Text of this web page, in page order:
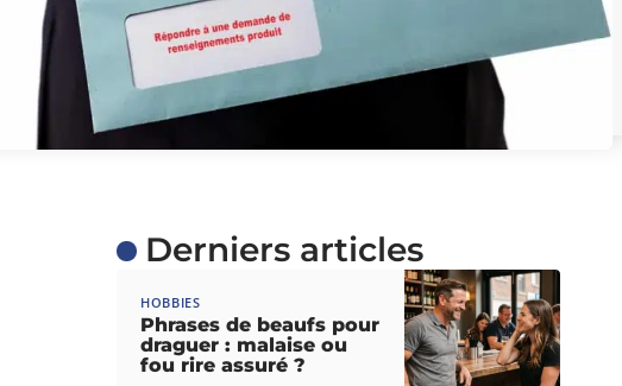
Derniers articles
HOBBIES
Phrases de beaufs pour
draguer : malaise ou
fou rire assuré ?